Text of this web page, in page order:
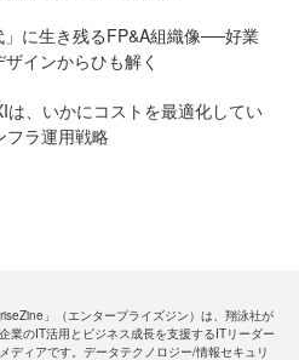
」に生き残るFP&A組織像──好業
インからひも解く
、いかにコストを最適化してい
フラ運用戦略
」（エンタープライズジン）は、翔泳社が
業のIT活用とビジネス成長を支援するITリーダー
ディアです。データテクノロジー/情報セキュリ